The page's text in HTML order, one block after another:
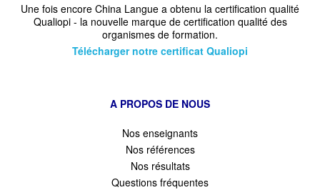
Une fois encore China Langue a obtenu la certification qualité
Qualiopi - la nouvelle marque de certification qualité des
organismes de formation.
Télécharger notre certificat Qualiopi
A PROPOS DE NOUS
Nos enseignants
Nos références
Nos résultats
Questions fréquentes